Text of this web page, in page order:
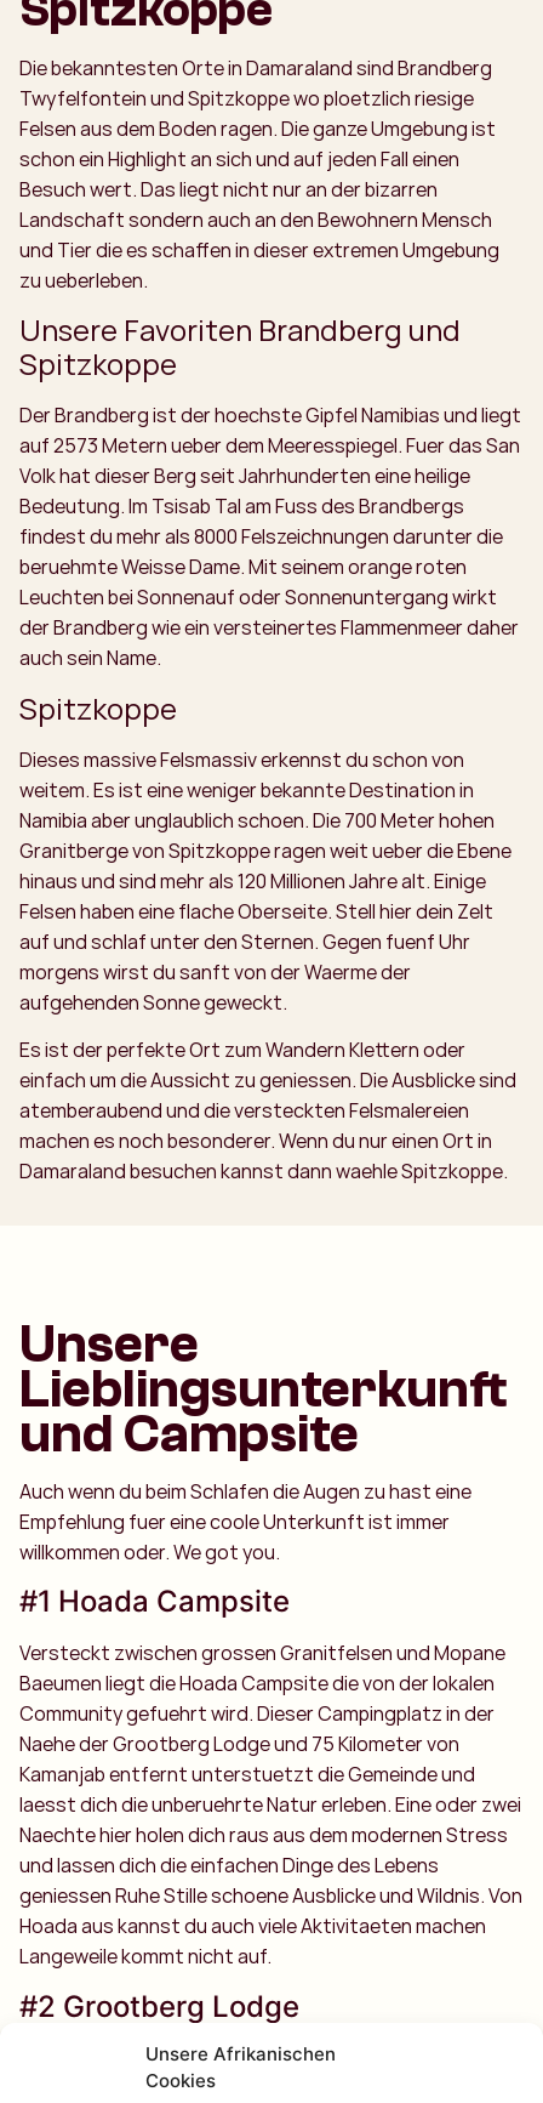
Unsere Afrikanischen
Cookies
Die bekanntesten Orte in Damaraland sind Brandberg
Twyfelfontein und Spitzkoppe wo ploetzlich riesige
Felsen aus dem Boden ragen. Die ganze Umgebung ist
schon ein Highlight an sich und auf jeden Fall einen
Besuch wert. Das liegt nicht nur an der bizarren
Landschaft sondern auch an den Bewohnern Mensch
und Tier die es schaffen in dieser extremen Umgebung
zu ueberleben.
Unsere Favoriten Brandberg und
Spitzkoppe
Der Brandberg ist der hoechste Gipfel Namibias und liegt
auf 2573 Metern ueber dem Meeresspiegel. Fuer das San
Volk hat dieser Berg seit Jahrhunderten eine heilige
Bedeutung. Im Tsisab Tal am Fuss des Brandbergs
findest du mehr als 8000 Felszeichnungen darunter die
beruehmte Weisse Dame. Mit seinem orange roten
Leuchten bei Sonnenauf oder Sonnenuntergang wirkt
der Brandberg wie ein versteinertes Flammenmeer daher
auch sein Name.
Spitzkoppe
Dieses massive Felsmassiv erkennst du schon von
weitem. Es ist eine weniger bekannte Destination in
Namibia aber unglaublich schoen. Die 700 Meter hohen
Granitberge von Spitzkoppe ragen weit ueber die Ebene
hinaus und sind mehr als 120 Millionen Jahre alt. Einige
Felsen haben eine flache Oberseite. Stell hier dein Zelt
auf und schlaf unter den Sternen. Gegen fuenf Uhr
morgens wirst du sanft von der Waerme der
aufgehenden Sonne geweckt.
Es ist der perfekte Ort zum Wandern Klettern oder
einfach um die Aussicht zu geniessen. Die Ausblicke sind
atemberaubend und die versteckten Felsmalereien
machen es noch besonderer. Wenn du nur einen Ort in
Damaraland besuchen kannst dann waehle Spitzkoppe.
Unsere
Lieblingsunterkunft
und Campsite
Auch wenn du beim Schlafen die Augen zu hast eine
Empfehlung fuer eine coole Unterkunft ist immer
willkommen oder. We got you.
#1 Hoada Campsite
Versteckt zwischen grossen Granitfelsen und Mopane
Baeumen liegt die Hoada Campsite die von der lokalen
Community gefuehrt wird. Dieser Campingplatz in der
Naehe der Grootberg Lodge und 75 Kilometer von
Kamanjab entfernt unterstuetzt die Gemeinde und
laesst dich die unberuehrte Natur erleben. Eine oder zwei
Naechte hier holen dich raus aus dem modernen Stress
und lassen dich die einfachen Dinge des Lebens
geniessen Ruhe Stille schoene Ausblicke und Wildnis. Von
Hoada aus kannst du auch viele Aktivitaeten machen
Langeweile kommt nicht auf.
#2 Grootberg Lodge
Willst du etwas mehr Luxus Dann ist die Grootberg
Lodge die perfekte Wahl. Diese umweltfreundliche Lodge